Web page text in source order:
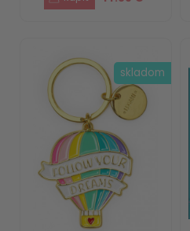
skladom